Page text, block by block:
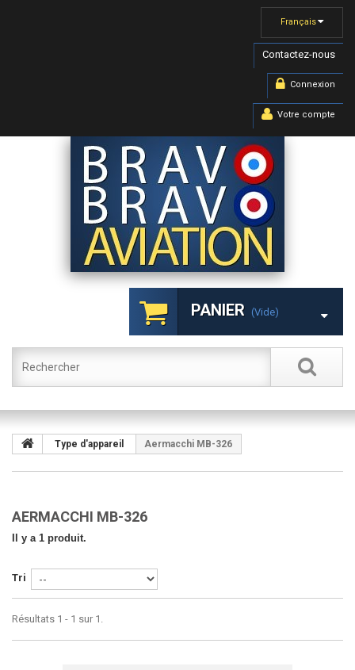
Français
Contactez-nous
Connexion
Votre compte
PANIER (vide)
Type d'appareil Aermacchi MB-326
AERMACCHI MB-326
Il y a 1 produit.
Tri
Résultats 1 - 1 sur 1.